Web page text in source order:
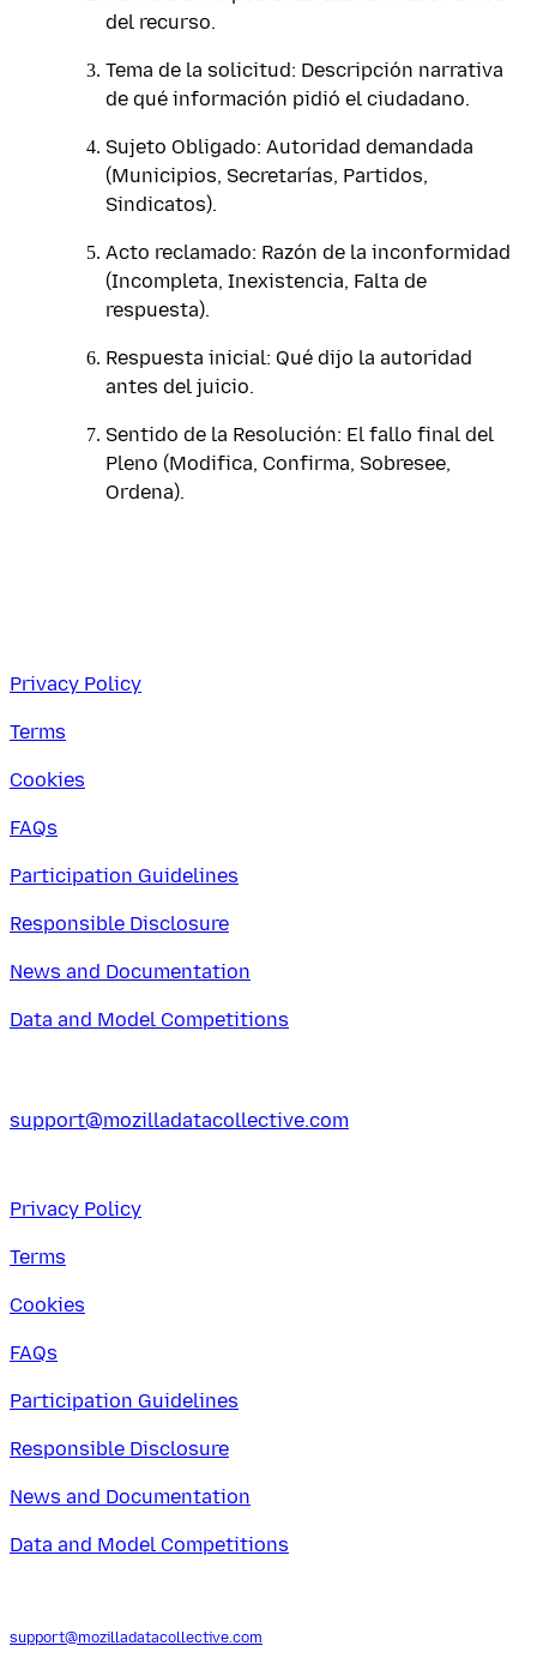
del recurso.
Tema de la solicitud: Descripción narrativa
de qué información pidió el ciudadano.
Sujeto Obligado: Autoridad demandada
(Municipios, Secretarías, Partidos,
Sindicatos).
Acto reclamado: Razón de la inconformidad
(Incompleta, Inexistencia, Falta de
respuesta).
Respuesta inicial: Qué dijo la autoridad
antes del juicio.
Sentido de la Resolución: El fallo final del
Pleno (Modifica, Confirma, Sobresee,
Ordena).
Privacy Policy
Terms
Cookies
FAQs
Participation Guidelines
Responsible Disclosure
News and Documentation
Data and Model Competitions
support@mozilladatacollective.com
Privacy Policy
Terms
Cookies
FAQs
Participation Guidelines
Responsible Disclosure
News and Documentation
Data and Model Competitions
support@mozilladatacollective.com